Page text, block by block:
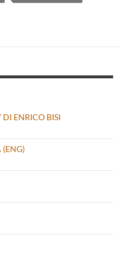
DI ENRICO BISI
(ENG)